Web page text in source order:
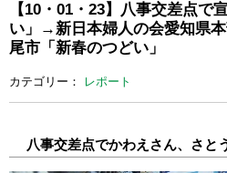
【10・01・23】八事交差点
い」→新日本婦人の会愛知県
尾市「新春のつどい」
カテゴリー： レポート
八事交差点でかわえさん、さと